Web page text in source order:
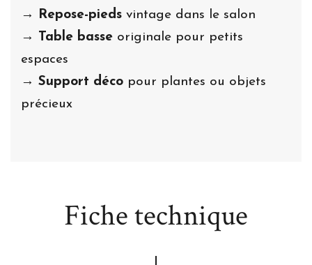
→
Repose-pieds vintage dans le salon
→ Table basse originale pour petits
espaces
→ Support déco pour plantes ou objets
précieux
Fiche technique